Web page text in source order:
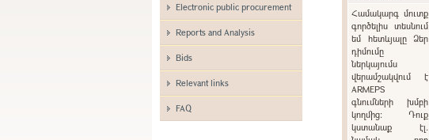
Electronic public procurement
Reports and Analysis
Bids
Relevant links
FAQ
Համակարգ մուտք
գործելիս տեսնում
եմ հետևյալը Ձեր
դիմումը
ներկայումս
վերամշակվում է
ARMEPS
գնումների խմբի
կողմից: Դուք
կստանաք էլ.